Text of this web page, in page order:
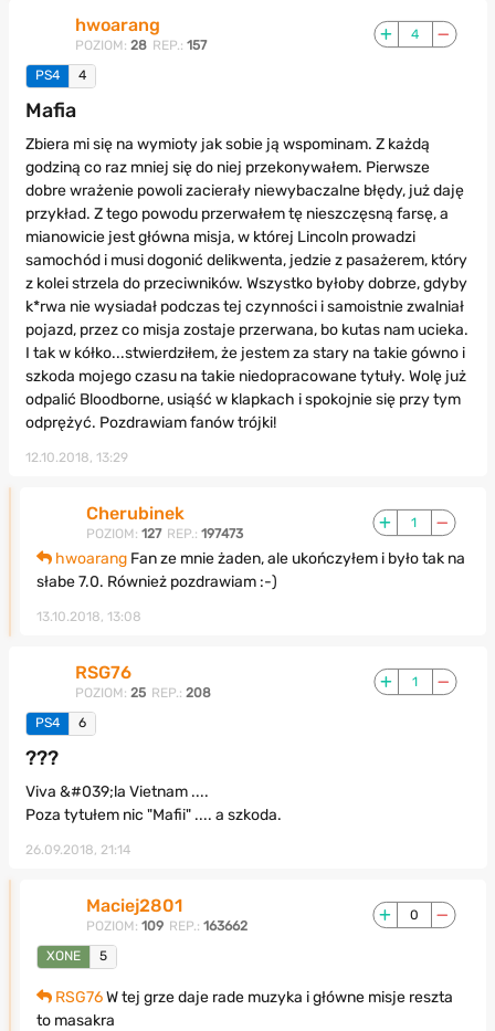
hwoarang
POZIOM: 28 REP.: 157
4
PS4 4
Mafia
Zbiera mi się na wymioty jak sobie ją wspominam. Z każdą
godziną co raz mniej się do niej przekonywałem. Pierwsze
dobre wrażenie powoli zacierały niewybaczalne błędy, już daję
przykład. Z tego powodu przerwałem tę nieszczęsną farsę, a
mianowicie jest główna misja, w której Lincoln prowadzi
samochód i musi dogonić delikwenta, jedzie z pasażerem, który
z kolei strzela do przeciwników. Wszystko byłoby dobrze, gdyby
k*rwa nie wysiadał podczas tej czynności i samoistnie zwalniał
pojazd, przez co misja zostaje przerwana, bo kutas nam ucieka.
I tak w kółko...stwierdziłem, że jestem za stary na takie gówno i
szkoda mojego czasu na takie niedopracowane tytuły. Wolę już
odpalić Bloodborne, usiąść w klapkach i spokojnie się przy tym
odprężyć. Pozdrawiam fanów trójki!
12.10.2018, 13:29
Cherubinek
POZIOM: 127 REP.: 197473
1
hwoarang Fan ze mnie żaden, ale ukończyłem i było tak na
słabe 7.0. Również pozdrawiam :-)
13.10.2018, 13:08
RSG76
POZIOM: 25 REP.: 208
1
PS4 6
???
Viva &#039;la Vietnam ....
Poza tytułem nic "Mafii" .... a szkoda.
26.09.2018, 21:14
Maciej2801
POZIOM: 109 REP.: 163662
0
XONE 5
RSG76W tej grze daje rade muzyka i główne misje reszta
to masakra